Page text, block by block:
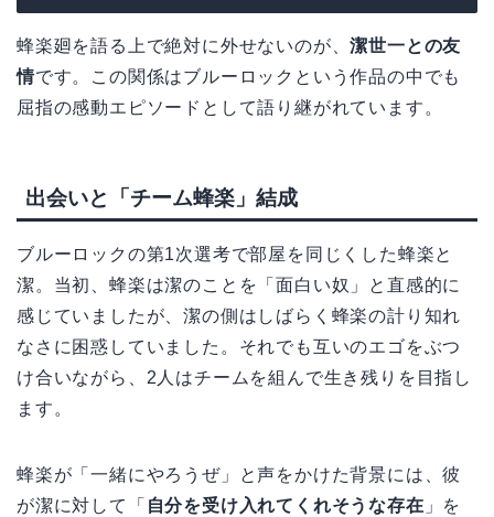
蜂楽廻を語る上で絶対に外せないのが、潔世一との友
情です。この関係はブルーロックという作品の中でも
屈指の感動エピソードとして語り継がれています。
出会いと「チーム蜂楽」結成
ブルーロックの第1次選考で部屋を同じくした蜂楽と
潔。当初、蜂楽は潔のことを「面白い奴」と直感的に
感じていましたが、潔の側はしばらく蜂楽の計り知れ
なさに困惑していました。それでも互いのエゴをぶつ
け合いながら、2人はチームを組んで生き残りを目指し
ます。
蜂楽が「一緒にやろうぜ」と声をかけた背景には、彼
が潔に対して「 自分を受け入れてくれそうな存在 」を